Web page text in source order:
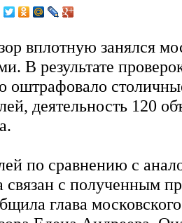
вплотную занялся
В результате
оштрафовало
деятельность 120
по сравнению с
связан с полученным
глава